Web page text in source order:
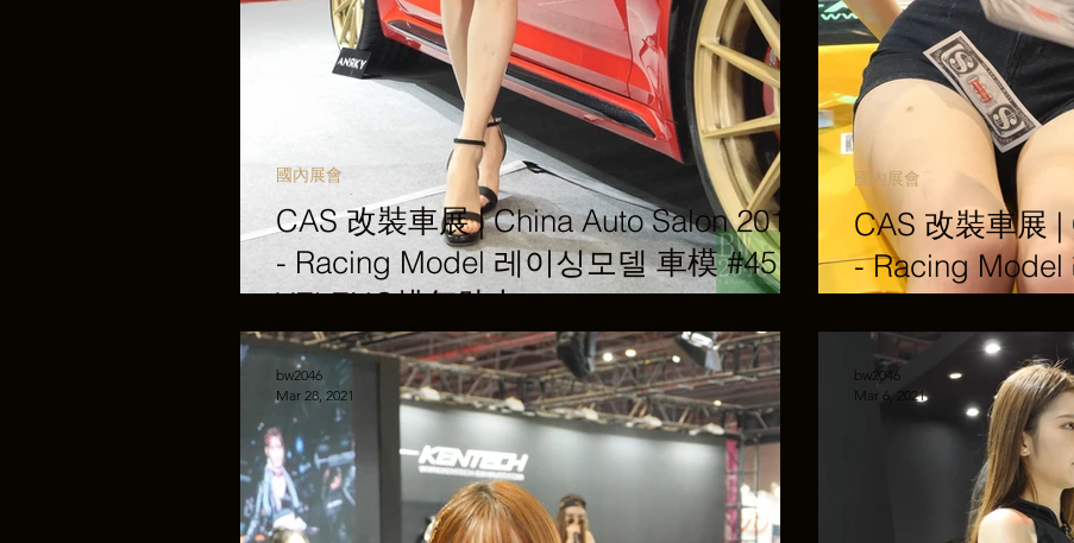
CAS 改裝車展 | China Auto Salon 2019
- Racing Model 레이싱모델 車模 #45 @
VELENO排气助力
國內展會
CAS 改裝車展 |
- Racing Model
Kentech-
國內展會
bw2046
Mar 28, 2021
bw2046
Mar 6, 2021